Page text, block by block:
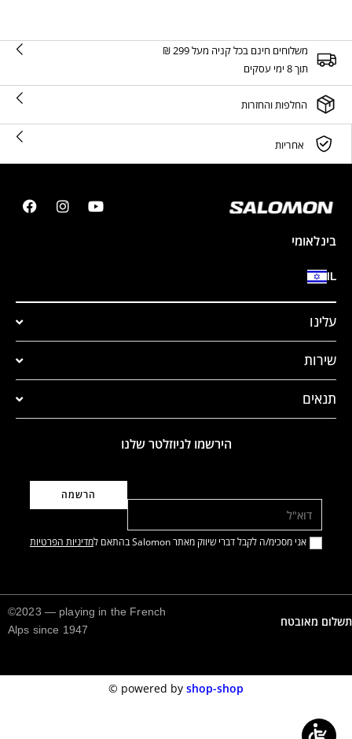
משלוחים חינם בכל קניה מעל 299 ₪
תוך 8 ימי עסקים
החלפות והחזרות
אחריות
בינלאומי
IL
עלינו
שירות
תנאים
הירשמו לניוזלטר שלנו
אני מסכימ/ה לקבל דברי שיווק מאתר Salomon בהתאם ל מדיניות הפרטיות
תשלום מאובטח
©2023 — playing in the French
Alps since 1947
powered by shop-shop
©️